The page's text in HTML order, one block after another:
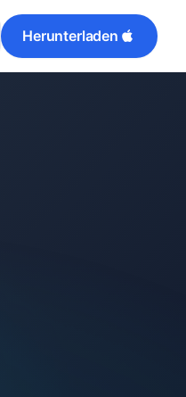
Herunterladen